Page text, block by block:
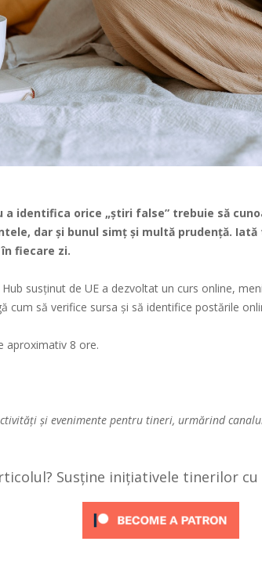
a identifica orice „știri false” trebuie să
dar și bunul simț și multă prudență. Iată
fiecare zi.
susținut de UE a dezvoltat un curs online,
cum să verifice sursa și să identifice postările
aproximativ 8 ore.
și evenimente pentru tineri, urmărind
Susține inițiativele tinerilor cu